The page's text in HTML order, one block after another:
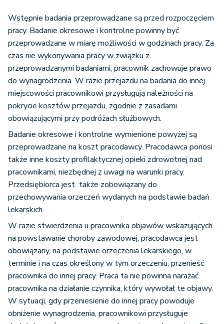
Wstępnie badania przeprowadzane są przed rozpoczęciem
pracy. Badanie okresowe i kontrolne powinny być
przeprowadzane w miarę możliwości w godzinach pracy. Za
czas nie wykonywania pracy w związku z
przeprowadzanymi badaniami, pracownik zachowuje prawo
do wynagrodzenia. W razie przejazdu na badania do innej
miejscowości pracownikowi przysługują należności na
pokrycie kosztów przejazdu, zgodnie z zasadami
obowiązującymi przy podróżach służbowych.
Badanie okresowe i kontrolne wymienione powyżej są
przeprowadzane na koszt pracodawcy. Pracodawca ponosi
także inne koszty profilaktycznej opieki zdrowotnej nad
pracownikami, niezbędnej z uwagi na warunki pracy.
Przedsiębiorca jest także zobowiązany do
przechowywania orzeczeń wydanych na podstawie badań
lekarskich.
W razie stwierdzenia u pracownika objawów wskazujących
na powstawanie choroby zawodowej, pracodawca jest
obowiązany, na podstawie orzeczenia lekarskiego, w
terminie i na czas określony w tym orzeczeniu, przenieść
pracownika do innej pracy. Praca ta nie powinna narażać
pracownika na działanie czynnika, który wywołał te objawy.
W sytuacji, gdy przeniesienie do innej pracy powoduje
obniżenie wynagrodzenia, pracownikowi przysługuje